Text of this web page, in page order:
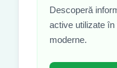
Descoperă
active utilizate
moderne.